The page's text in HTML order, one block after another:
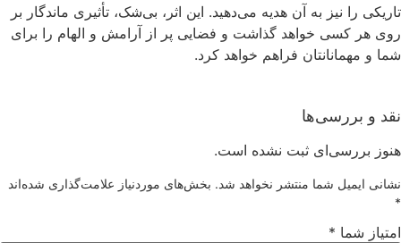
تاریکی را نیز به آن هدیه می‌دهید. این اثر، بی‌شک، تأثیری ماندگار بر
روی هر کسی خواهد گذاشت و فضایی پر از آرامش و الهام را برای
شما و مهمانانتان فراهم خواهد کرد.
نقد و بررسی‌ها
هنوز بررسی‌ای ثبت نشده است.
نشانی ایمیل شما منتشر نخواهد شد. بخش‌های موردنیاز علامت‌گذاری شده‌اند
*
امتیاز شما *